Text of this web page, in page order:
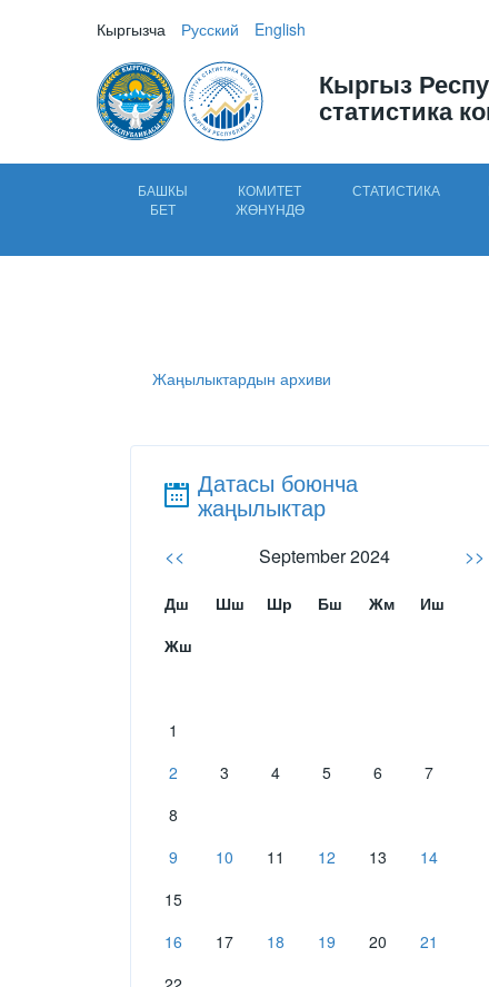
Кыргызча Русский English
Кыргыз
статистика
БАШКЫ
БЕТ
КОМИТЕТ
ЖӨНҮНДӨ
СТАТИСТИКА
Жаңылыктардын архиви
Датасы боюнча
жаңылыктар
<< September 2024 >>
Дш Шш Шр Бш Жм
Иш
Жш
1
2
3 4 5 6
7
8
9
10 11 12 13
14
15
16
17 18 19 20
21